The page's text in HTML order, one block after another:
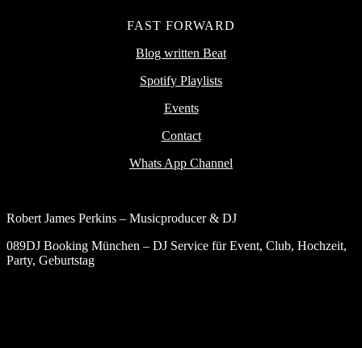
FAST FORWARD
Blog written Beat
Spotify Playlists
Events
Contact
Whats App Channel
Robert James Perkins – Musicproducer & DJ
089DJ Booking München – DJ Service für Event, Club, Hochzeit,
Party, Geburtstag